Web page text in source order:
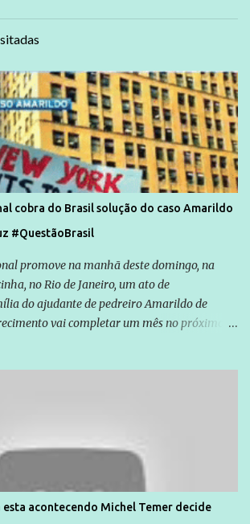
cobra do Brasil solução do caso Amarildo
#QuestãoBrasil
promove na manhã deste domingo, na
no Rio de Janeiro, um ato de
do ajudante de pedreiro Amarildo de
vai completar um mês no próximo
estão em situação de risco ou têm seus
mais: Anistia Internacional cobra do Brasil
- Terra Brasil
esta acontecendo Michel Temer decide